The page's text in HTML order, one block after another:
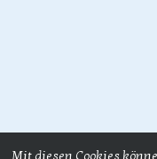
Mit diesen Cookies